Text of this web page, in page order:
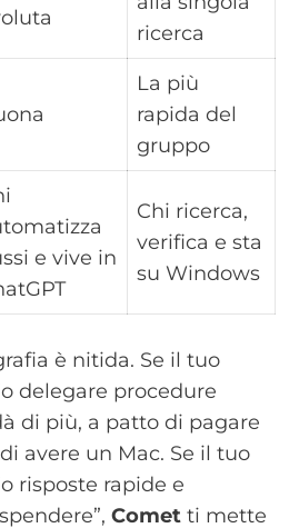
ricerca
La più
rapida del
gruppo
e vive in
Chi ricerca,
verifica e sta
su Windows
è nitida. Se il tuo
delegare procedure
di più, a patto di pagare
avere un Mac. Se il tuo
risposte rapide e
Comet ti mette